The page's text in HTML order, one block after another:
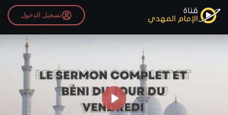
تسجيل الدخول
P